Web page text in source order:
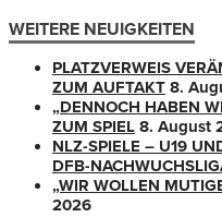
WEITERE NEUIGKEITEN
PLATZVERWEIS
ZUM AUFTAKT 8.
„DENNOCH HABEN
ZUM SPIEL 8. August
NLZ-SPIELE – U19
DFB-
„WIR WOLLEN
2026